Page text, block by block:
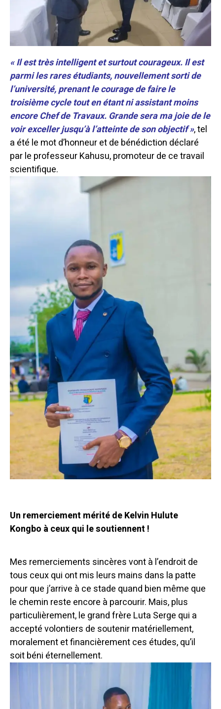
« Il est très intelligent et surtout courageux. Il est
parmi les rares étudiants, nouvellement sorti de
l’université, prenant le courage de faire le
troisième cycle tout en étant ni assistant moins
encore Chef de Travaux. Grande sera ma joie de le
voir exceller jusqu’à l’atteinte de son objectif », tel
a été le mot d’honneur et de bénédiction déclaré
par le professeur Kahusu, promoteur de ce travail
scientifique.
Un remerciement mérité de Kelvin Hulute
Kongbo à ceux qui le soutiennent !
Mes remerciements sincères vont à l’endroit de
tous ceux qui ont mis leurs mains dans la patte
pour que j’arrive à ce stade quand bien même que
le chemin reste encore à parcourir. Mais, plus
particulièrement, le grand frère Luta Serge qui a
accepté volontiers de soutenir matériellement,
moralement et financièrement ces études, qu’il
soit béni éternellement.